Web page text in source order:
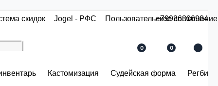
скидок Jogel - РФС Пользовательское соглашение
+79936306984
0 0
Кастомизация Судейская форма Регби